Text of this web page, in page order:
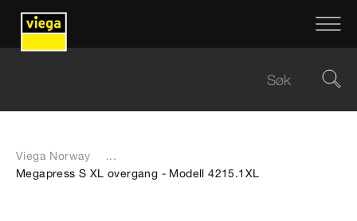
Viega Norway
...
Megapress S XL overgang - Modell 4215.1XL